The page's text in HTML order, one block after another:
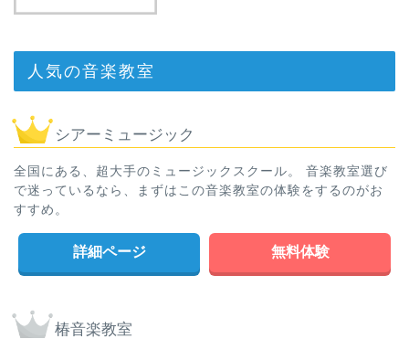
人気の音楽教室
シアーミュージック
全国にある、超大手のミュージックスクール。 音楽教室選び
で迷っているなら、まずはこの音楽教室の体験をするのがお
すすめ。
詳細ページ 無料体験
椿音楽教室